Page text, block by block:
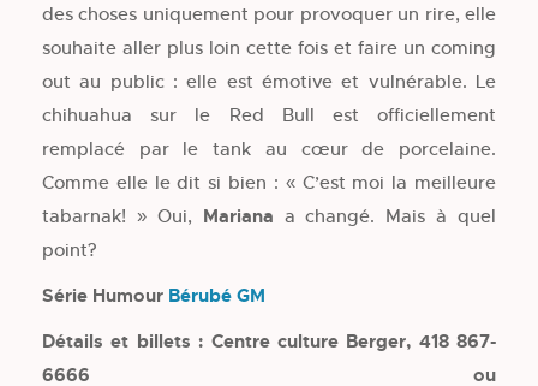
des choses uniquement pour provoquer un rire, elle
souhaite aller plus loin cette fois et faire un coming
out au public : elle est émotive et vulnérable. Le
chihuahua sur le Red Bull est officiellement
remplacé par le tank au cœur de porcelaine.
Comme elle le dit si bien : « C’est moi la meilleure
tabarnak! » Oui, Mariana a changé. Mais à quel
point?
Série Humour Bérubé GM
Détails et billets : Centre culture Berger, 418 867-
6666 ou